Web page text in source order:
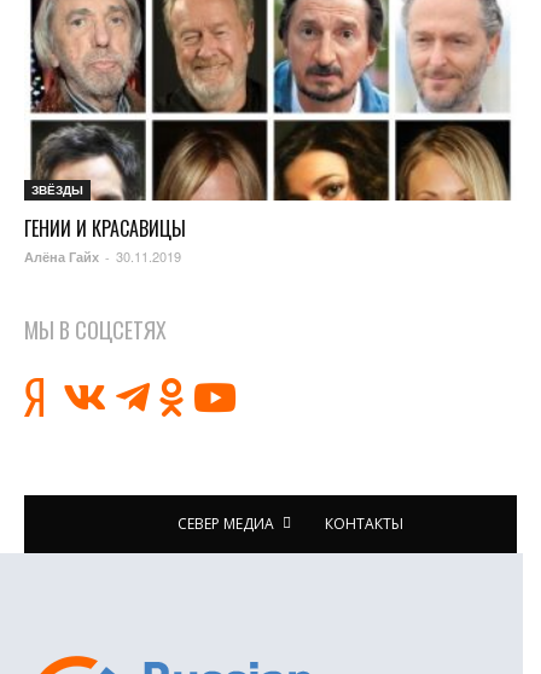
ЗВЁЗДЫ
ГЕНИИ И КРАСАВИЦЫ
Алёна Гайх - 30.11.2019
МЫ В СОЦСЕТЯХ
СЕВЕР МЕДИА КОНТАКТЫ